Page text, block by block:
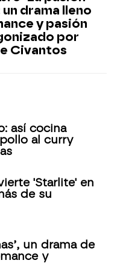
un drama lleno
y pasión
por
Civantos
así cocina
al curry
'Starlite' en
de su
un drama de
y